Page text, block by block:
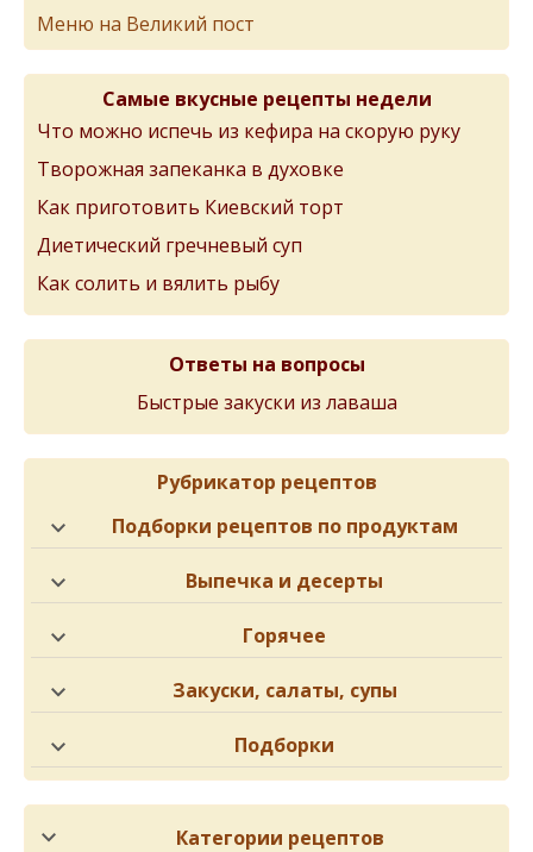
Меню на Великий пост
Самые вкусные рецепты недели
Что можно испечь из кефира на скорую руку
Творожная запеканка в духовке
Как приготовить Киевский торт
Диетический гречневый суп
Как солить и вялить рыбу
Ответы на вопросы
Быстрые закуски из лаваша
Рубрикатор рецептов
Подборки рецептов по продуктам
Выпечка и десерты
Горячее
Закуски, салаты, супы
Подборки
Категории рецептов